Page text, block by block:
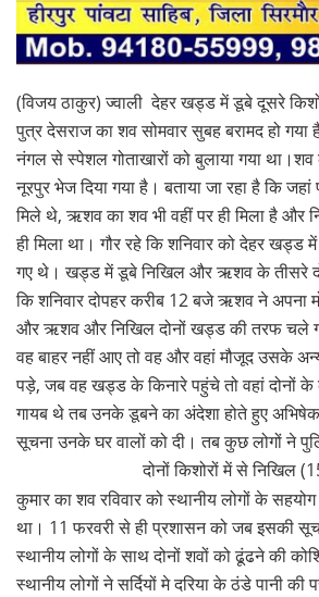
(विजय ठाकुर) ज्वाली देहर खड्ड में डूबे दूसरे
पुत्र देसराज का शव सोमवार सुबह बरामद हो
नंगल से स्पेशल गोताखारों को बुलाया गया था।शव
नूरपुर भेज दिया गया है। बताया जा रहा है कि
मिले थे, ऋशव का शव भी वहीं पर ही मिला है और
ही मिला था। गौर रहे कि शनिवार को देहर खड्ड
गए थे। खड्ड में डूबे निखिल और ऋशव के तीसरे
कि शनिवार दोपहर करीब 12 बजे ऋशव ने अपना
और ऋशव और निखिल दोनों खड्ड की तरफ चले
वह बाहर नहीं आए तो वह और वहां मौजूद उसके
पड़े, जब वह खड्ड के किनारे पहुंचे तो वहां दोनों
गायब थे तब उनके डूबने का अंदेशा होते हुए
सूचना उनके घर वालों को दी। तब कुछ लोगों ने
दोनों किशोरों में से निखिल
कुमार का शव रविवार को स्थानीय लोगों के
था। 11 फरवरी से ही प्रशासन को जब इसकी
स्थानीय लोगों के साथ दोनों शवों को ढूंढने की
स्थानीय लोगों ने सर्दियों मे दरिया के ठंडे पानी